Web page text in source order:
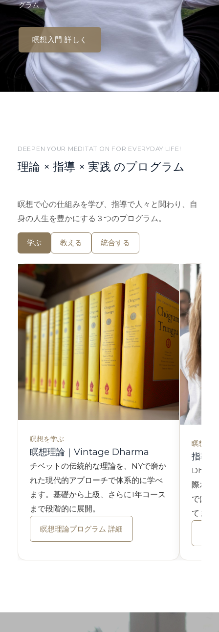
グラム
瞑想入門 詳しく
DEEPEN YOUR MEDITATION FOR EVERYDAY LIFE!
理論 × 指導 × 実践 のプログラム
瞑想で心の仕組みを学び、指導で人々と関わり、自
身の人生を豊かにする３つのプログラム。
学ぶ 教える 統合する
瞑想を学ぶ
瞑想理論｜Vintage Dharma
チベットの伝統的な理論を、NYで磨か
れた現代的アプローチで体系的に学べ
ます。基礎から上級、さらに1年コース
まで段階的に展開。
瞑想理論プログラム 詳細
瞑想を
指導
際水準
ではな
てます